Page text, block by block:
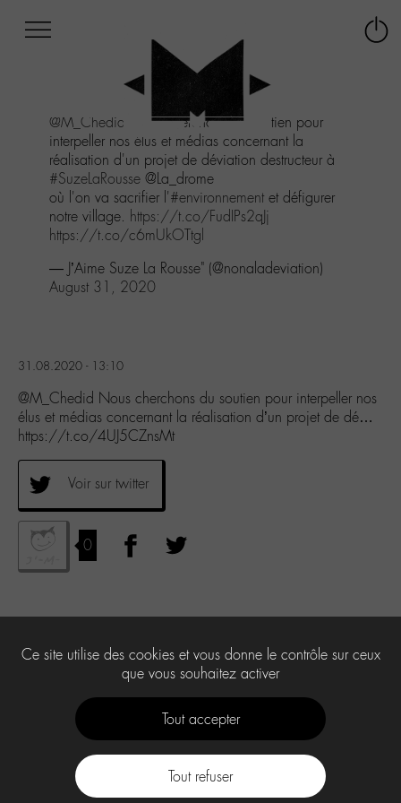
au
menu
Aller
contenu
Aller
recherche
@M_Chedid Nous cherchons du soutien pour
interpeller nos élus et médias concernant la
réalisation d'un projet de déviation destructeur à
#SuzeLaRousse @La_drome
où l'on va sacrifier l'#environnement et défigurer
notre village. https://t.co/FudIPs2qJj
https://t.co/c6mUkOTtgl
— J’Aime Suze La Rousse" (@nonaladeviation)
August 31, 2020
31.08.2020 - 13:10
@M_Chedid Nous cherchons du soutien pour interpeller nos
élus et médias concernant la réalisation d’un projet de dé…
https://t.co/4UJ5CZnsMt
Voir sur twitter
0
Ce site utilise des cookies et vous donne le contrôle sur ceux
que vous souhaitez activer
Tout accepter
Tout refuser